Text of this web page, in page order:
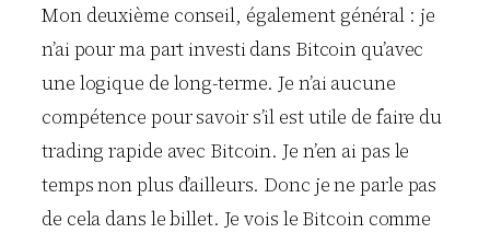
Mon deuxième conseil, également général : je
n’ai pour ma part investi dans Bitcoin qu’avec
une logique de long-terme. Je n’ai aucune
compétence pour savoir s’il est utile de faire du
trading rapide avec Bitcoin. Je n’en ai pas le
temps non plus d’ailleurs. Donc je ne parle pas
de cela dans le billet. Je vois le Bitcoin comme